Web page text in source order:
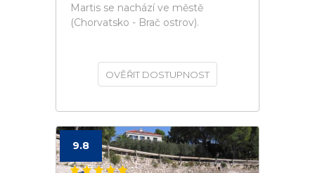
Martis se nachází ve městě
(Chorvatsko - Brač ostrov).
OVĚŘIT DOSTUPNOST
9.8